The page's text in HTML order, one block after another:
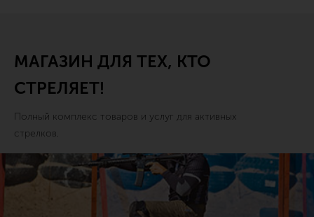
МАГАЗИН ДЛЯ ТЕХ, КТО
СТРЕЛЯЕТ!
Полный комплекс товаров и услуг для активных
стрелков.